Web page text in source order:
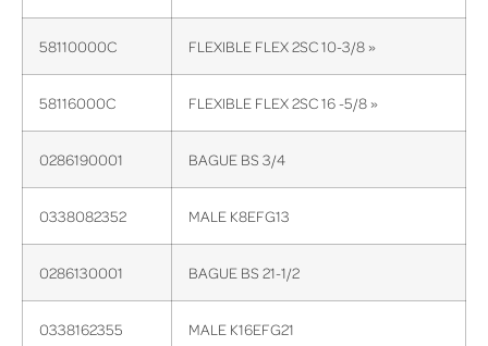
58110000C FLEXIBLE FLEX 2SC 10-3/8 »
58116000C FLEXIBLE FLEX 2SC 16 -5/8 »
0286190001 BAGUE BS 3/4
0338082352 MALE K8EFG13
0286130001 BAGUE BS 21-1/2
0338162355 MALE K16EFG21